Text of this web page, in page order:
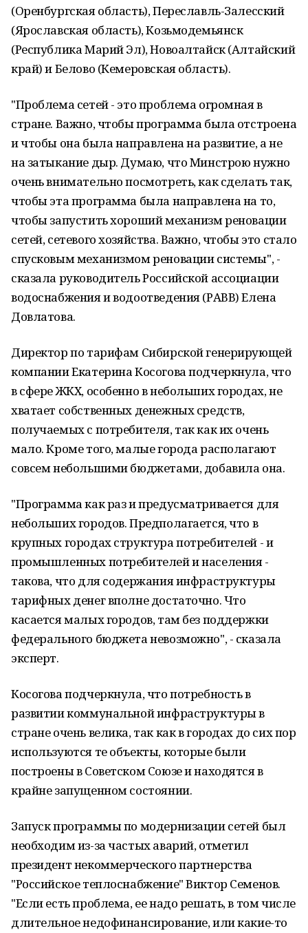
(Оренбургская область), Переславль-Залесский
(Ярославская область), Козьмодемьянск
(Республика Марий Эл), Новоалтайск (Алтайский
край) и Белово (Кемеровская область).
"Проблема сетей - это проблема огромная в
стране. Важно, чтобы программа была отстроена
и чтобы она была направлена на развитие, а не
на затыкание дыр. Думаю, что Минстрою нужно
очень внимательно посмотреть, как сделать так,
чтобы эта программа была направлена на то,
чтобы запустить хороший механизм реновации
сетей, сетевого хозяйства. Важно, чтобы это стало
спусковым механизмом реновации системы", -
сказала руководитель Российской ассоциации
водоснабжения и водоотведения (РАВВ) Елена
Довлатова.
Директор по тарифам Сибирской генерирующей
компании Екатерина Косогова подчеркнула, что
в сфере ЖКХ, особенно в небольших городах, не
хватает собственных денежных средств,
получаемых с потребителя, так как их очень
мало. Кроме того, малые города располагают
совсем небольшими бюджетами, добавила она.
"Программа как раз и предусматривается для
небольших городов. Предполагается, что в
крупных городах структура потребителей - и
промышленных потребителей и населения -
такова, что для содержания инфраструктуры
тарифных денег вполне достаточно. Что
касается малых городов, там без поддержки
федерального бюджета невозможно", - сказала
эксперт.
Косогова подчеркнула, что потребность в
развитии коммунальной инфраструктуры в
стране очень велика, так как в городах до сих пор
используются те объекты, которые были
построены в Советском Союзе и находятся в
крайне запущенном состоянии.
Запуск программы по модернизации сетей был
необходим из-за частых аварий, отметил
президент некоммерческого партнерства
"Российское теплоснабжение" Виктор Семенов.
"Если есть проблема, ее надо решать, в том числе
длительное недофинансирование, или какие-то